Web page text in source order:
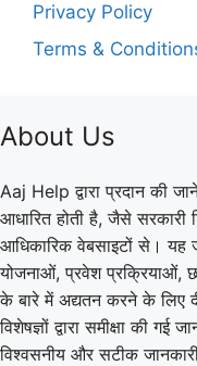
Privacy Policy
Terms &
About Us
Aaj Help द्वारा प्रदान की
आधारित होती है, जैसे सरकारी
आधिकारिक वेबसाइटों से। यह
योजनाओं, प्रवेश प्रक्रियाओं,
के बारे में अद्यतन करने के लिए
विशेषज्ञों द्वारा समीक्षा की गई
विश्वसनीय और सटीक